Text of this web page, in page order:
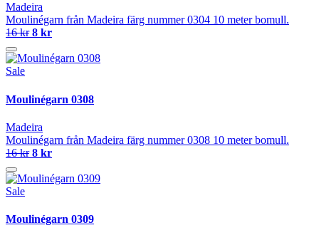
Madeira
Moulinégarn från Madeira färg nummer 0304 10 meter bomull.
16 kr 8 kr
Sale
Moulinégarn 0308
Madeira
Moulinégarn från Madeira färg nummer 0308 10 meter bomull.
16 kr 8 kr
Sale
Moulinégarn 0309